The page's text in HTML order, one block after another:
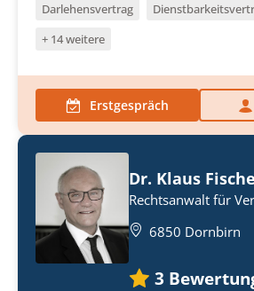
Darlehensvertrag
+ 14 weitere
Erstgespräch
Dr. Klaus
Rechtsanwalt für
6850 Dornbirn
3